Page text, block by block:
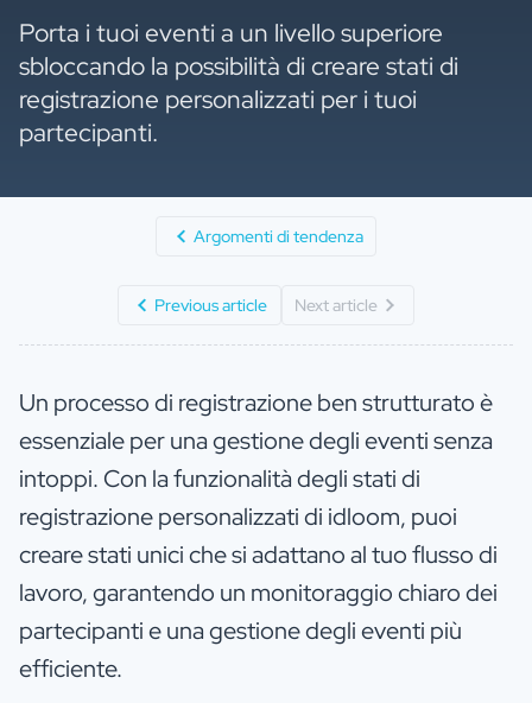
Porta i tuoi eventi a un livello superiore
sbloccando la possibilità di creare stati di
registrazione personalizzati per i tuoi
partecipanti.
Argomenti di tendenza
Previous article Next article
Un processo di registrazione ben strutturato è
essenziale per una gestione degli eventi senza
intoppi. Con la funzionalità degli stati di
registrazione personalizzati di idloom, puoi
creare stati unici che si adattano al tuo flusso di
lavoro, garantendo un monitoraggio chiaro dei
partecipanti e una gestione degli eventi più
efficiente.